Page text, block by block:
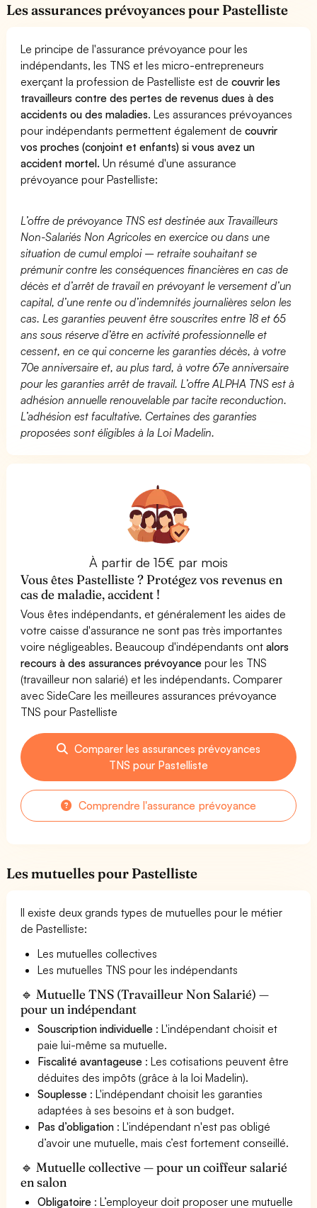
Les assurances prévoyances pour Pastelliste
Le principe de l'assurance prévoyance pour les
indépendants, les TNS et les micro-entrepreneurs
exerçant la profession de Pastelliste est decouvrir les
travailleurs contre des pertes de revenus dues à des
accidents ou des maladies. Les assurances prévoyances
pour indépendants permettent également decouvrir
vos proches (conjoint et enfants) si vous avez un
accident mortel. Un résumé d'une assurance
prévoyance pour Pastelliste:
L’offre de prévoyance TNS est destinée aux Travailleurs
Non-Salariés Non Agricoles en exercice ou dans une
situation de cumul emploi – retraite souhaitant se
prémunir contre les conséquences financières en cas de
décès et d’arrêt de travail en prévoyant le versement d’un
capital, d’une rente ou d’indemnités journalières selon les
cas. Les garanties peuvent être souscrites entre 18 et 65
ans sous réserve d’être en activité professionnelle et
cessent, en ce qui concerne les garanties décès, à votre
70e anniversaire et, au plus tard, à votre 67e anniversaire
pour les garanties arrêt de travail. L’offre ALPHA TNS est à
adhésion annuelle renouvelable par tacite reconduction.
L’adhésion est facultative. Certaines des garanties
proposées sont éligibles à la Loi Madelin.
À partir de 15€ par mois
Vous êtes Pastelliste ? Protégez vos revenus en
cas de maladie, accident !
Vous êtes indépendants, et généralement les aides de
votre caisse d'assurance ne sont pas très importantes
voire négligeables. Beaucoup d'indépendants ontalors
recours à des assurances prévoyance pour les TNS
(travailleur non salarié) et les indépendants. Comparer
avec SideCare les meilleures assurances prévoyance
TNS pour Pastelliste
Comparer les assurances prévoyances
TNS pour Pastelliste
Comprendre l'assurance prévoyance
Les mutuelles pour Pastelliste
Il existe deux grands types de mutuelles pour le métier
de Pastelliste:
Les mutuelles collectives
Les mutuelles TNS pour les indépendants
🔹 Mutuelle TNS (Travailleur Non Salarié) —
pour un indépendant
Souscription individuelle : L'indépendant choisit et
paie lui-même sa mutuelle.
Fiscalité avantageuse : Les cotisations peuvent être
déduites des impôts (grâce à la loi Madelin).
Souplesse : L'indépendant choisit les garanties
adaptées à ses besoins et à son budget.
Pas d’obligation : L'indépendant n'est pas obligé
d’avoir une mutuelle, mais c’est fortement conseillé.
🔹 Mutuelle collective — pour un coiffeur salarié
en salon
Obligatoire : L’employeur doit proposer une mutuelle